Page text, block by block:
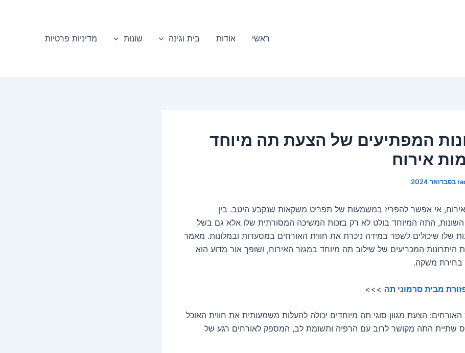
ראשי
אודות בית וגינה שונות מדיניות פרטיות
המפתיעים של הצעת תה מיוחד
אירוח
אי אפשר להפריז במשמעות של תפריט משקאות שנקבע היטב. בין
השונות, התה המיוחד בולט לא רק בזכות המשיכה המסורתית שלו אלא גם בשל
שלו שיכולים לשפר במידה ניכרת את חווית האורחים במסעדות ובמלונות. מאמר
היתרונות המכריעים של שילוב תה מיוחד במגזר האירוח, ושופך אור מדוע הוא
בחירת משקה.
מבית סרמוני תה >>>
האורחים: הצעת מגוון סוגי תה מיוחדים יכולה להעלות משמעותית את חווית האוכל
שתיית התה מקושר לרוב עם הרפיה ותשומת לב, המספק לאורחים רגע של